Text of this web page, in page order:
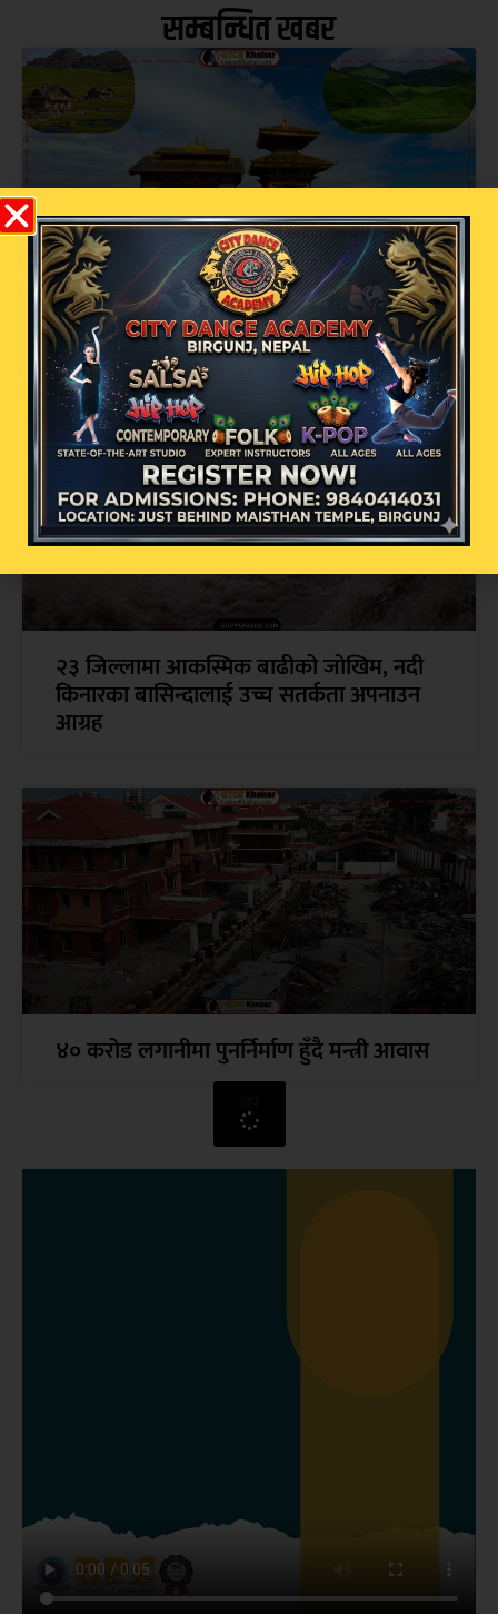
सम्बन्धित खबर
धर्तीको भू-स्वर्ग बाजुराको बडी मालिकामा भदौ १
गतेबाट पूजा आरम्भ हुने
२३ जिल्लामा आकस्मिक बाढीको जोखिम, नदी
किनारका बासिन्दालाई उच्च सतर्कता अपनाउन
आग्रह
४० करोड लगानीमा पुनर्निर्माण हुँदै मन्त्री आवास